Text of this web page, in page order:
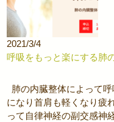
2021/3/4
呼吸をもっと楽にする肺
肺の内臓整体によって
になり首肩も軽くなり疲
って自律神経の副交感神